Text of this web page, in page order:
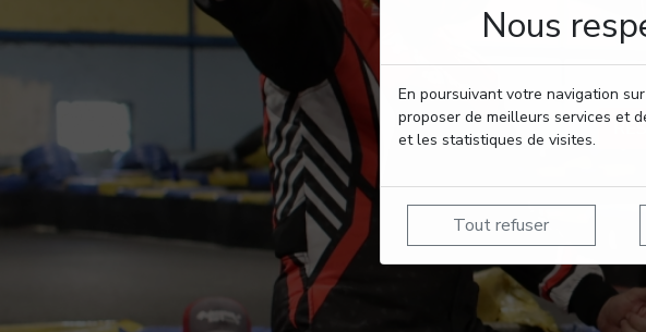
Nous
En poursuivant votre navigation
proposer de meilleurs services et
et les statistiques de visites.
Tout refuser